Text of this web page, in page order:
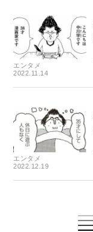
エンタメ
2022.11.14
エンタメ
2022.12.19